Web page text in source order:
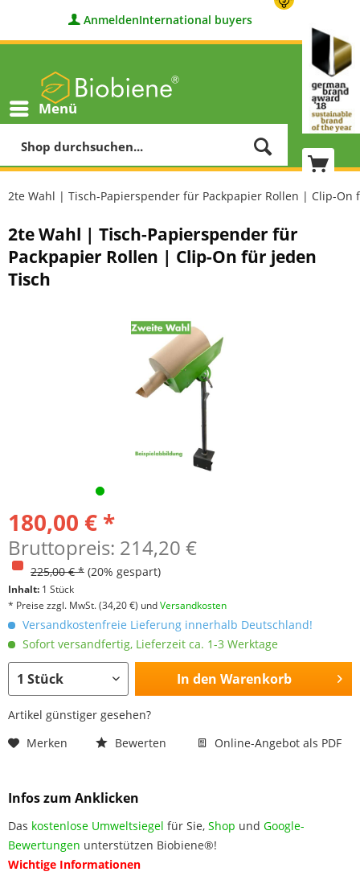
AnmeldenInternational buyers
Menü
2te Wahl | Tisch-Papierspender für Packpapier Rollen | Clip-On
2te Wahl | Tisch-Papierspender für
Packpapier Rollen | Clip-On für jeden
Tisch
180,00 € *
Bruttopreis: 214,20 €
225,00 € * (20% gespart)
Inhalt: 1 Stück
* Preise zzgl. MwSt.(34,20 €) undVersandkosten
Versandkostenfreie Lieferung innerhalb Deutschland!
Sofort versandfertig, Lieferzeit ca. 1-3 Werktage
In den Warenkorb
Artikel günstiger gesehen?
Merken
Bewerten Online-Angebot als PDF
Infos zum Anklicken
Das kostenlose Umweltsiegel für Sie, Shop und Google-
Bewertungen unterstützen Biobiene®!
Wichtige Informationen